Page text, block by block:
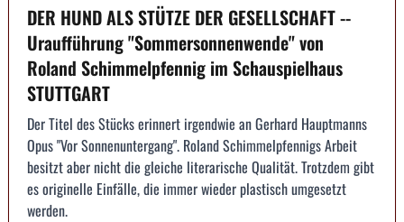
DER HUND ALS STÜTZE DER GESELLSCHAFT --
Uraufführung "Sommersonnenwende" von
Roland Schimmelpfennig im Schauspielhaus
STUTTGART
Der Titel des Stücks erinnert irgendwie an Gerhard Hauptmanns
Opus "Vor Sonnenuntergang". Roland Schimmelpfennigs Arbeit
besitzt aber nicht die gleiche literarische Qualität. Trotzdem gibt
es originelle Einfälle, die immer wieder plastisch umgesetzt
werden.